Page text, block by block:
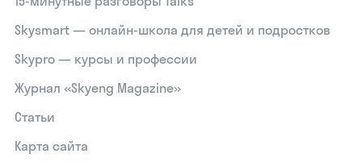
Skysmart — онлайн-школа для детей и подростков
Skypro — курсы и профессии
Журнал «Skyeng Magazine»
Статьи
Карта сайта